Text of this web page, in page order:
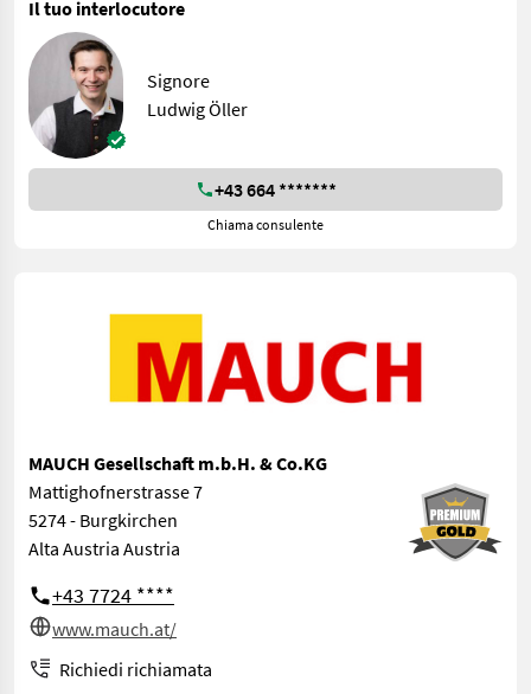
Il tuo interlocutore
Signore
Ludwig Öller
+43 664 *******
Chiama consulente
MAUCH Gesellschaft m.b.H. & Co.KG
Mattighofnerstrasse 7
5274 - Burgkirchen
Alta Austria Austria
+43 7724 ****
www.mauch.at/
Richiedi richiamata